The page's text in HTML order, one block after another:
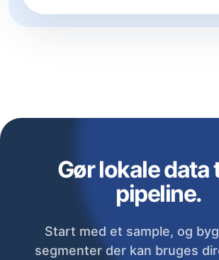
Gør lokale data
pipeline.
Start med et sample, og
segmenter der kan bruges